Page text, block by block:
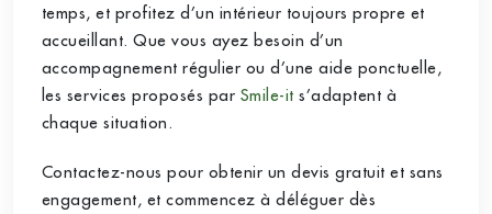
temps, et profitez d’un intérieur toujours propre et
accueillant. Que vous ayez besoin d’un
accompagnement régulier ou d’une aide ponctuelle,
les services proposés par Smile-it s’adaptent à
chaque situation.
Contactez-nous pour obtenir un devis gratuit et sans
engagement, et commencez à déléguer dès